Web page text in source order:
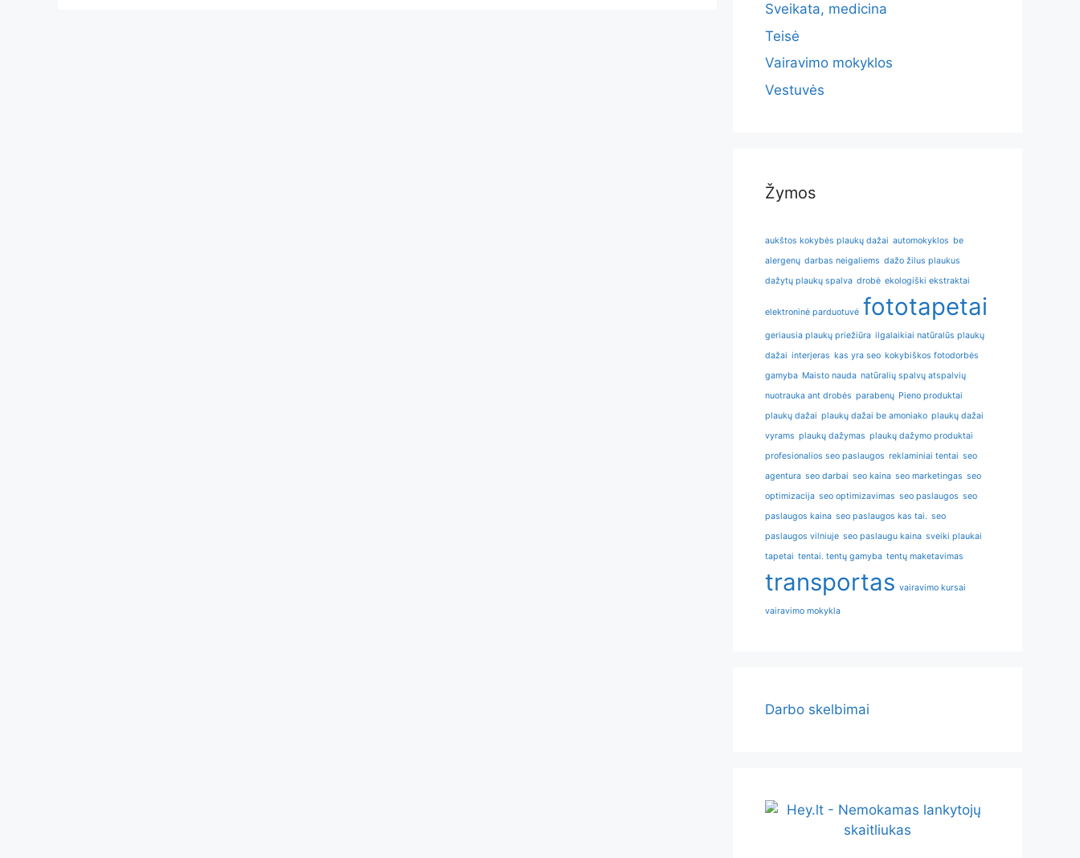
Sveikata, medicina
Teisė
Vairavimo mokyklos
Vestuvės
Žymos
aukštos kokybės plaukų dažai automokyklos be
alergenų darbas neigaliems dažo žilus plaukus
dažytų plaukų spalva drobė ekologiški ekstraktai
elektroninė parduotuvė fototapetai
geriausia plaukų priežiūra ilgalaikiai natūralūs plaukų
dažai interjeras kas yra seo kokybiškos fotodorbės
gamyba Maisto nauda natūralių spalvų atspalvių
nuotrauka ant drobės parabenų Pieno produktai
plaukų dažai plaukų dažai be amoniako plaukų dažai
vyrams plaukų dažymas plaukų dažymo produktai
profesionalios seo paslaugos reklaminiai tentai seo
agentura seo darbai seo kaina seo marketingas seo
optimizacija seo optimizavimas seo paslaugos seo
paslaugos kaina seo paslaugos kas tai. seo
paslaugos vilniuje seo paslaugu kaina sveiki plaukai
tapetai tentai. tentų gamyba tentų maketavimas
transportas vairavimo kursai
vairavimo mokykla
Darbo skelbimai